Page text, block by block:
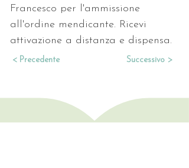
Francesco per l'ammissione
all'ordine mendicante. Ricevi
attivazione a distanza e dispensa.
< Precedente Successivo >